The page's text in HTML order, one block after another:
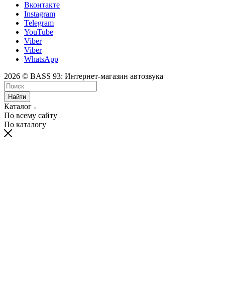
Вконтакте
Instagram
Telegram
YouTube
Viber
Viber
WhatsApp
2026 © BASS 93: Интернет-магазин автозвука
Найти
Каталог
По всему сайту
По каталогу